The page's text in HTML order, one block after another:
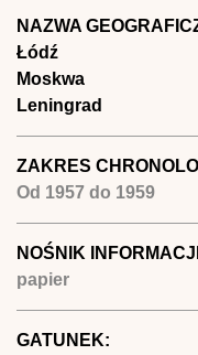
NAZWA
Łódź
Moskwa
Leningrad
ZAKRES
Od 1957 do 1959
NOŚNIK
papier
GATUNEK: